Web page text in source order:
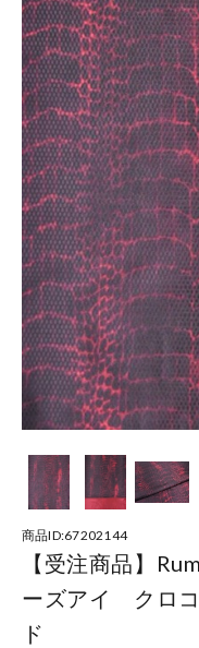
商品ID:67202144
【受注商品】
ーズアイ クロ
ド